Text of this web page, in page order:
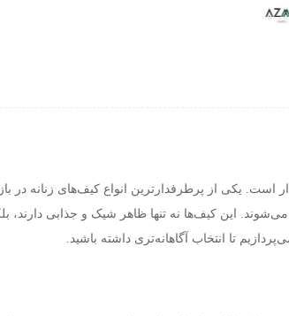
است. یکی از پرطرفدارترین انواع کیف‌های زنانه
این کیف‌ها نه تنها ظاهر شیک و جذابی دارند،
تا انتخاب آگاهانه‌تری داشته باشید.